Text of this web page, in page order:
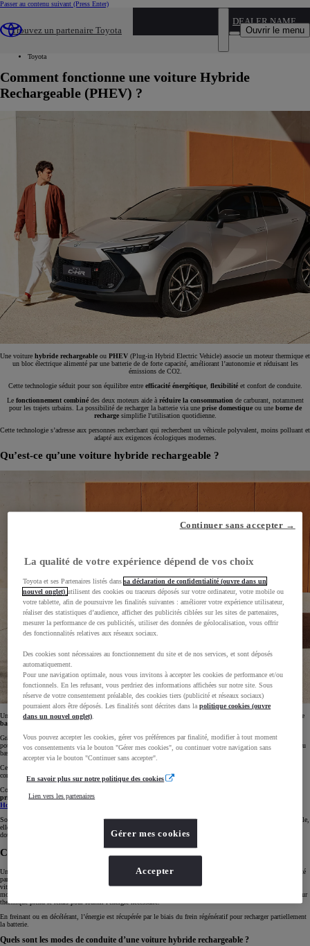
Passer au contenu suivant (Press Enter)
Trouvez un partenaire Toyota
DEALER NAME
Ouvrir le menu
Toyota
Comment fonctionne une voiture Hybride
Rechargeable (PHEV) ?
Une voiture hybride rechargeable ou PHEV (Plug-in Hybrid Electric Vehicle) associe un moteur thermique et
un bloc électrique alimenté par une batterie de de forte capacité, améliorant l’autonomie et réduisant les
émissions de CO2.
Cette technologie séduit pour son équilibre entre efficacité énergétique, flexibilitéet confort de conduite.
Le fonctionnement combinédes deux moteurs aide à réduire la consommation de carburant, notamment
pour les trajets urbains. La possibilité de recharger la batterie via une prise domestiqueou une borne de
rechargesimplifie l'utilisation quotidienne.
Cette technologie s’adresse aux personnes recherchant qui recherchent un véhicule polyvalent, moins polluant et
adapté aux exigences écologiques modernes.
Qu’est-ce qu’une voiture hybride rechargeable ?
Un véhicule hybride rechargeable (PHEV)
et d’une
batterie rechargeable
Grâce à ce dispositif, laconduite 100 % électrique devient possible sur une certaine distance, notamment
pour les trajets courts. Lemoteur thermiquecomplète ensuite l’ensemble lorsque la batterie atteint un niveau
bas ou lorsque les performances demandées sont plus élevées.
Cette
consommation de carburant.
Contrairement à une
prise domestique, uneborne publique
HomeCharge
Son autonomie en mode purement électrique varie selon lataille de la batterie
. En ville,
elle permet des déplacements silencieux et sobres en émissions, tandis que les longs trajets profitent de la
double motorisation pour conserver souplesse et autonomie.
Comment fonctionne une voiture hybride rechargeable ?
Une voiture Hybride Rechargeable (PHEV) combine unmoteur thermique
, alimenté
par une
vitesse et de la puissance demandées. Grâce à sa batterie, le véhicule hybride rechargeable peut fonctionner en
mode 100% électrique sur les trajets du quotidien. Une fois déchargée ou pour les trajets plus longs, le moteur
thermique prend le relais pour fournir l'énergie nécessaire.
En freinant ou en décélérant, l’énergie est récupérée par le biais du frein régénératif pour recharger partiellement
la batterie.
Quels sont les modes de conduite d’une voiture hybride rechargeable ?
La qualité de votre expérience dépend de vos choix
Toyota et ses Partenaires listés danssa déclaration de confidentialité (ouvre dans un
nouvel onglet) utilisent des cookies ou traceurs déposés sur votre ordinateur, votre mobile ou
votre tablette, afin de poursuivre les finalités suivantes : améliorer votre expérience utilisateur,
réaliser des statistiques d’audience, afficher des publicités ciblées sur les sites de partenaires,
mesurer la performance de ces publicités, utiliser des données de géolocalisation, vous offrir
des fonctionnalités relatives aux réseaux sociaux.
Des cookies sont nécessaires au fonctionnement du site et de nos services, et sont déposés
automatiquement.
Pour une navigation optimale, nous vous invitons à accepter les cookies de performance et/ou
fonctionnels. En les refusant, vous perdriez des informations affichées sur notre site. Sous
réserve de votre consentement préalable, des cookies tiers (publicité et réseaux sociaux)
pourraient alors être déposés. Les finalités sont décrites dans lapolitique cookies (ouvre
dans un nouvel onglet)
Vous pouvez accepter les cookies, gérer vos préférences par finalité, modifier à tout moment
vos consentements via le bouton "Gérer mes cookies", ou continuer votre navigation sans
accepter via le bouton "Continuer sans accepter".
En savoir plus sur notre politique des cookies
Lien vers les partenaires
Gérer mes cookies
Continuer sans accepter →
Accepter